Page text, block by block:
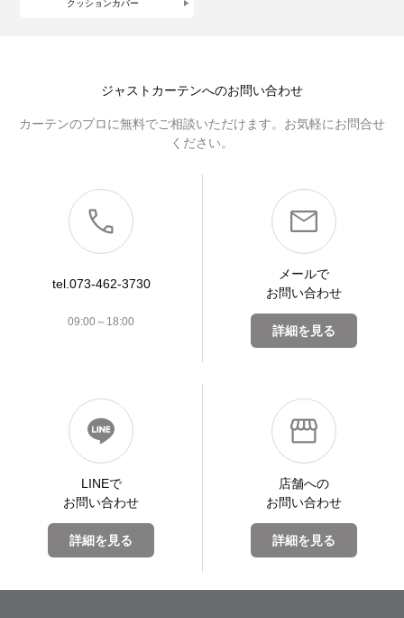
クッションカバー
ジャストカーテンへのお問い合わせ
カーテンのプロに無料でご相談いただけます。お気軽にお問合せ
ください。
tel.073-462-3730
09:00～18:00
メールで
お問い合わせ
詳細を見る
LINEで
お問い合わせ
詳細を見る
店舗への
お問い合わせ
詳細を見る